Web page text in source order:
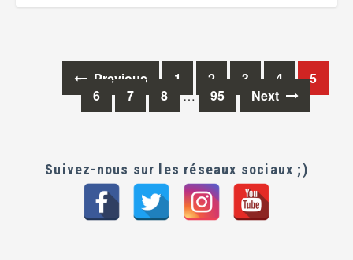
navigation
Previous 1 2 3 4
5
6
7 8 … 95 Next
Suivez-nous sur les réseaux sociaux ;)